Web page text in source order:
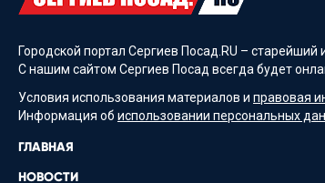
Городской портал Сергиев Посад.RU –
С нашим сайтом Сергиев Посад всегда будет
Условия использования материалов и правовая
Информация об использовании персональных
ГЛАВНАЯ
НОВОСТИ